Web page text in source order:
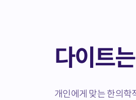
다이트는
개인에게 맞는 한의학